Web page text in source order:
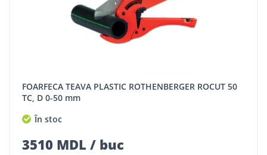
FOARFECA TEAVA PLASTIC ROTHENBERGER ROCUT 50
TC, D 0-50 mm
În stoc
3510 MDL / buc